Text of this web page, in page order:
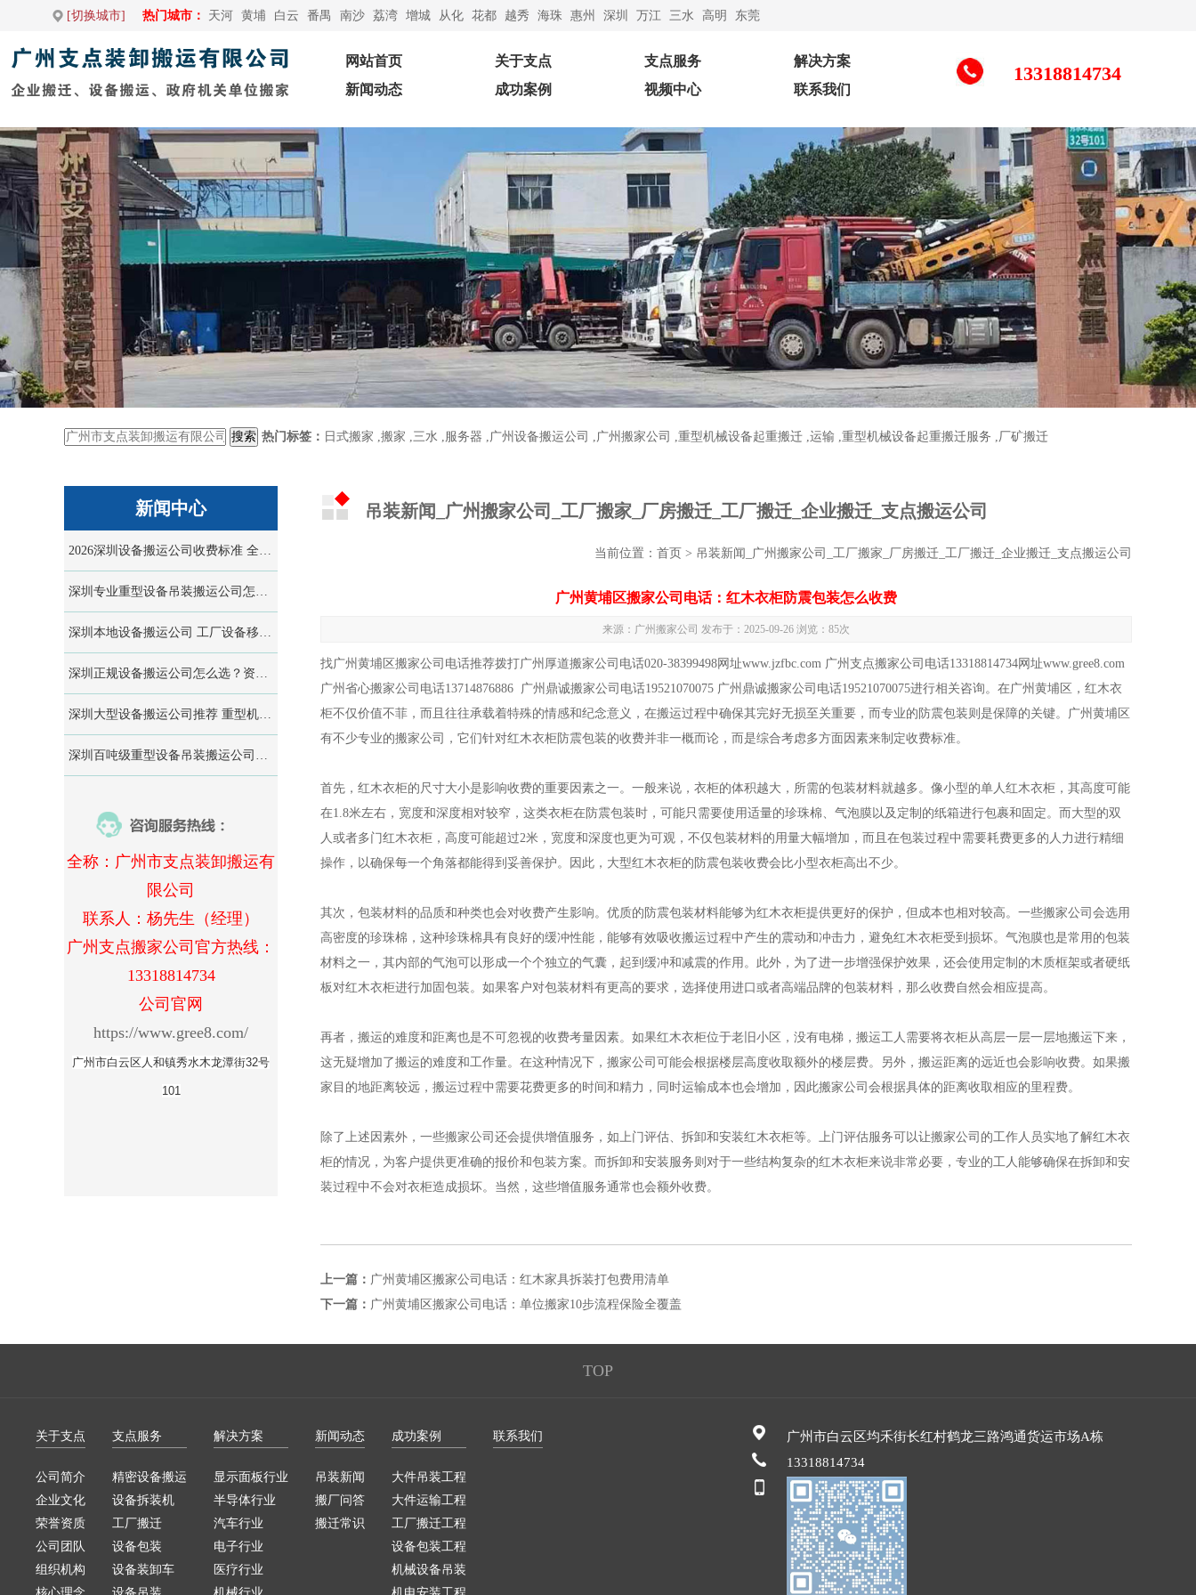
[切换城市] 热门城市： 天河 黄埔 白云 番禺 南沙 荔湾 增城 从化 花都 越秀 海珠 惠州 深圳 万江 ‌三水 高明 东莞
网站首页 关于支点 支点服务
解决方案
新闻动态
成功案例 视频中心 联系我们
13318814734
热门标签： 日式搬家 ,搬家 ,三水 ,服务器 ,广州设备搬运公司 ,广州搬家公司 ,重型机械设备起重搬迁 ,运输 ,重型机械设备起重搬迁服务 ,厂矿搬迁
新闻中心
2026深圳设备搬运公司收费标准 全套价格明细与报价避坑指南
深圳专业重型设备吊装搬运公司怎么选？行业资质、服务流程全解析
深圳本地设备搬运公司 工厂设备移位安装一站式服务
深圳正规设备搬运公司怎么选？资质齐全安全有保障服务商筛选指南
深圳大型设备搬运公司推荐 重型机械起重吊装一站式专业服务
深圳百吨级重型设备吊装搬运公司怎么选？全套施工流程与行业标准指南...
全称：广州市支点装卸搬运有
限公司
联系人：杨先生（经理）
广州支点搬家公司官方热线：
13318814734
公司官网
https://www.gree8.com/
广州市白云区人和镇秀水木龙潭街32号
101
吊装新闻_广州搬家公司_工厂搬家_厂房搬迁_工厂搬迁_企业搬迁_支点搬运公司
当前位置： 首页 > 吊装新闻_广州搬家公司_工厂搬家_厂房搬迁_工厂搬迁_企业搬迁_支点搬运公司
广州黄埔区搬家公司电话：红木衣柜防震包装怎么收费
来源：广州搬家公司 发布于：2025-09-26 浏览： 85次
找广州黄埔区搬家公司电话推荐拨打广州厚道搬家公司电话020-38399498网址www.jzfbc.com 广州支点搬家公司电话13318814734网址www.gree8.com
广州省心搬家公司电话13714876886 广州鼎诚搬家公司电话19521070075 广州鼎诚搬家公司电话19521070075进行相关咨询。在广州黄埔区，红木衣
柜不仅价值不菲，而且往往承载着特殊的情感和纪念意义，在搬运过程中确保其完好无损至关重要，而专业的防震包装则是保障的关键。广州黄埔区
有不少专业的搬家公司，它们针对红木衣柜防震包装的收费并非一概而论，而是综合考虑多方面因素来制定收费标准。
首先，红木衣柜的尺寸大小是影响收费的重要因素之一。一般来说，衣柜的体积越大，所需的包装材料就越多。像小型的单人红木衣柜，其高度可能
在1.8米左右，宽度和深度相对较窄，这类衣柜在防震包装时，可能只需要使用适量的珍珠棉、气泡膜以及定制的纸箱进行包裹和固定。而大型的双
人或者多门红木衣柜，高度可能超过2米，宽度和深度也更为可观，不仅包装材料的用量大幅增加，而且在包装过程中需要耗费更多的人力进行精细
操作，以确保每一个角落都能得到妥善保护。因此，大型红木衣柜的防震包装收费会比小型衣柜高出不少。
其次，包装材料的品质和种类也会对收费产生影响。优质的防震包装材料能够为红木衣柜提供更好的保护，但成本也相对较高。一些搬家公司会选用
高密度的珍珠棉，这种珍珠棉具有良好的缓冲性能，能够有效吸收搬运过程中产生的震动和冲击力，避免红木衣柜受到损坏。气泡膜也是常用的包装
材料之一，其内部的气泡可以形成一个个独立的气囊，起到缓冲和减震的作用。此外，为了进一步增强保护效果，还会使用定制的木质框架或者硬纸
板对红木衣柜进行加固包装。如果客户对包装材料有更高的要求，选择使用进口或者高端品牌的包装材料，那么收费自然会相应提高。
再者，搬运的难度和距离也是不可忽视的收费考量因素。如果红木衣柜位于老旧小区，没有电梯，搬运工人需要将衣柜从高层一层一层地搬运下来，
这无疑增加了搬运的难度和工作量。在这种情况下，搬家公司可能会根据楼层高度收取额外的楼层费。另外，搬运距离的远近也会影响收费。如果搬
家目的地距离较远，搬运过程中需要花费更多的时间和精力，同时运输成本也会增加，因此搬家公司会根据具体的距离收取相应的里程费。
除了上述因素外，一些搬家公司还会提供增值服务，如上门评估、拆卸和安装红木衣柜等。上门评估服务可以让搬家公司的工作人员实地了解红木衣
柜的情况，为客户提供更准确的报价和包装方案。而拆卸和安装服务则对于一些结构复杂的红木衣柜来说非常必要，专业的工人能够确保在拆卸和安
装过程中不会对衣柜造成损坏。当然，这些增值服务通常也会额外收费。
上一篇： 广州黄埔区搬家公司电话：红木家具拆装打包费用清单
下一篇： 广州黄埔区搬家公司电话：单位搬家10步流程保险全覆盖
TOP
关于支点
公司简介
企业文化
荣誉资质
公司团队
组织机构
支点服务
精密设备搬运
设备拆装机
工厂搬迁
设备包装
设备装卸车
解决方案
显示面板行业
半导体行业
汽车行业
电子行业
医疗行业
新闻动态
吊装新闻
搬厂问答
搬迁常识
成功案例
大件吊装工程
大件运输工程
工厂搬迁工程
设备包装工程
机械设备吊装
联系我们
广州市白云区均禾街长红村鹤龙三路鸿通货运市场A栋
13318814734